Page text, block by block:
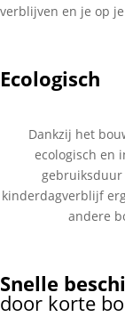
verblijven en je op
Ecologisch
Dankzij het
ecologisch en
kinderdagverblijf
andere
Snelle
door korte